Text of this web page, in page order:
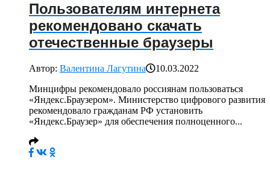
Пользователям интернета
рекомендовано скачать
отечественные браузеры
Автор: Валентина Лагутина
10.03.2022
Минцифры рекомендовало россиянам пользоваться
«Яндекс.Браузером». Министерство цифрового развития
рекомендовало гражданам РФ установить
«Яндекс.Браузер» для обеспечения полноценного...